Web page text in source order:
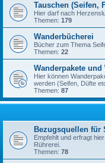
Tauschen (Seifen,
Hier darf nach
Themen: 179
Wanderbücherei
Bücher zum Thema
Themen: 22
Wanderpakete
Hier können
werden (Seifen, Düfte
Themen: 87
Bezugsquellen für
Empfehlt und erfragt
Rührerei.
Themen: 78